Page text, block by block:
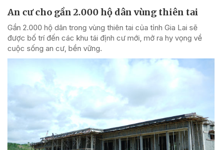
An cư cho gần 2.000 hộ dân vùng thiên tai
Gần 2.000 hộ dân trong vùng thiên tai của tỉnh Gia Lai sẽ
được bố trí đến các khu tái định cư mới, mở ra hy vọng về
cuộc sống an cư, bền vững.